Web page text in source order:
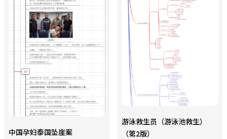
游泳救生员（游泳池救生）
（第2版）
中国孕妇泰国坠崖案